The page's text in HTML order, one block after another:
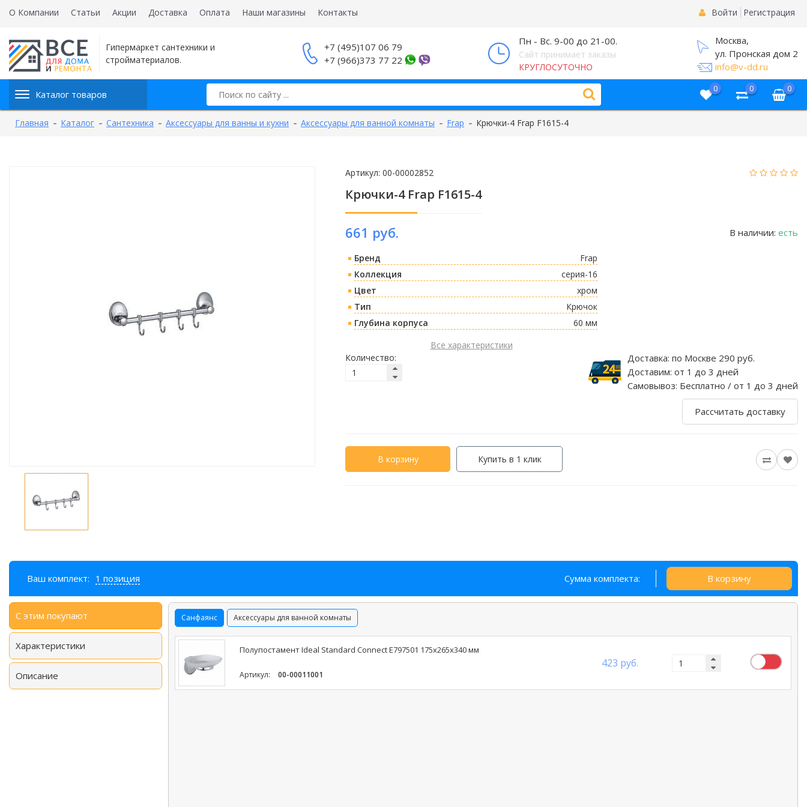
О Компании Статьи Акции Доставка Оплата Наши магазины Контакты Войти Регистрация
Гипермаркет сантехники и
стройматериалов.
+7 (495)107 06 79
+7 (966)373 77 22
Пн - Вс. 9-00 до 21-00.
Сайт принимает заказы
КРУГЛОСУТОЧНО
Москва,
ул. Пронская дом 2
info@v-dd.ru
Каталог товаров 0 0 0
Главная Каталог Сантехника Аксессуары для ванны и кухни Аксессуары для ванной комнаты Frap Крючки-4 Frap F1615-4
Артикул: 00-00002852
Крючки-4 Frap F1615-4
661 руб. В наличии: есть
Бренд
Frap
Коллекция
серия-16
Цвет
хром
Тип
Крючок
Глубина корпуса
60 мм
Все характеристики
Количество:
Доставка: по Москве 290 руб.
Доставим: от 1 до 3 дней
Самовывоз: Бесплатно / от 1 до 3 дней
Рассчитать доставку
В корзину Купить в 1 клик
Ваш комплект: 1 позиция Сумма комплекта: В корзину
С этим покупают
Характеристики
Описание
Санфаянс Аксессуары для ванной комнаты
Полупостамент Ideal Standard Connect E797501 175х265х340 мм
Артикул: 00-00011001
423 руб.